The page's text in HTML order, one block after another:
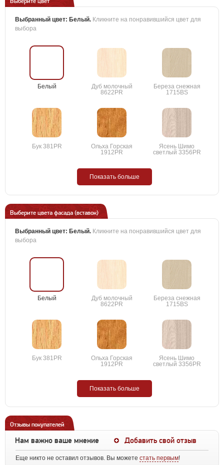
Выбранный цвет: Белый. Кликните на понравившийся цвет для
выбора
Белый
Дуб молочный
8622PR
Береза снежная
1715BS
Бук 381PR
Ольха Горская
1912PR
Ясень Шимо
светлый 3356PR
Показать больше
Выберите цвета фасада (вставок)
Выбранный цвет: Белый. Кликните на понравившийся цвет для
выбора
Белый
Дуб молочный
8622PR
Береза снежная
1715BS
Бук 381PR
Ольха Горская
1912PR
Ясень Шимо
светлый 3356PR
Показать больше
Отзывы покупателей
Нам важно ваше мнение Добавить свой отзыв
Еще никто не оставил отзывов. Вы можете стать первым!